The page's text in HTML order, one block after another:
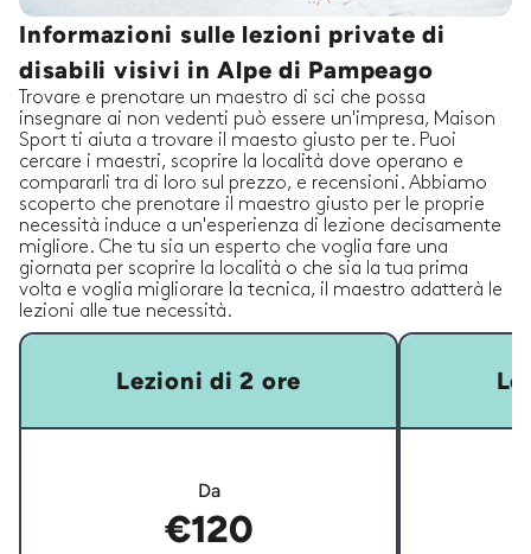
Informazioni sulle lezioni private di
disabili visivi in Alpe di Pampeago
Trovare e prenotare un maestro di sci che possa
insegnare ai non vedenti può essere un'impresa, Maison
Sport ti aiuta a trovare il maesto giusto per te. Puoi
cercare i maestri, scoprire la località dove operano e
compararli tra di loro sul prezzo, e recensioni. Abbiamo
scoperto che prenotare il maestro giusto per le proprie
necessità induce a un'esperienza di lezione decisamente
migliore. Che tu sia un esperto che voglia fare una
giornata per scoprire la località o che sia la tua prima
volta e voglia migliorare la tecnica, il maestro adatterà le
lezioni alle tue necessità.
Lezioni di 2 ore
Da
€120